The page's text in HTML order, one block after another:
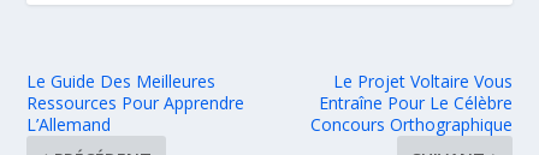
Le Guide Des Meilleures
Ressources Pour Apprendre
L’Allemand
Le Projet Voltaire Vous
Entraîne Pour Le Célèbre
Concours Orthographique